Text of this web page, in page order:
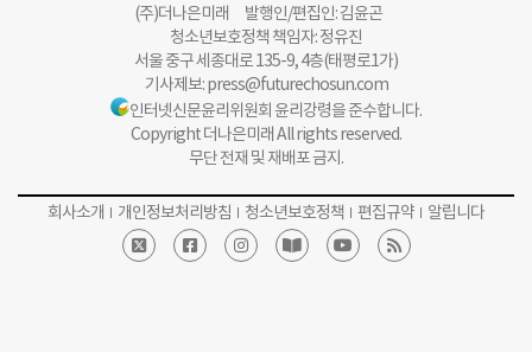
(주)더나은미래 발행인/편집인: 김윤곤
청소년보호정책 책임자: 정유진
서울 중구 세종대로 135-9, 4층(태평로1가)
기사제보:press@futurechosun.com
인터넷신문윤리위원회 윤리강령을 준수합니다.
Copyright 더나은미래 All rights reserved.
무단 전재 및 재배포 금지.
회사소개 개인정보처리방침 청소년보호정책 편집규약 알립니다